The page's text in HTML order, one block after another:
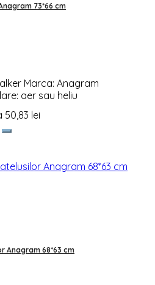
73*66 cm
Marca: Anagram
aer sau heliu
50,83 lei
Anagram 68*63 cm